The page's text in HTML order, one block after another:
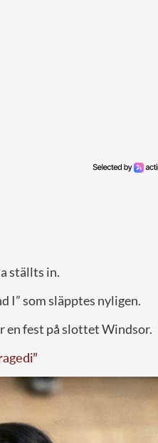
ställts in.
I” som släpptes nyligen.
en fest på slottet Windsor.